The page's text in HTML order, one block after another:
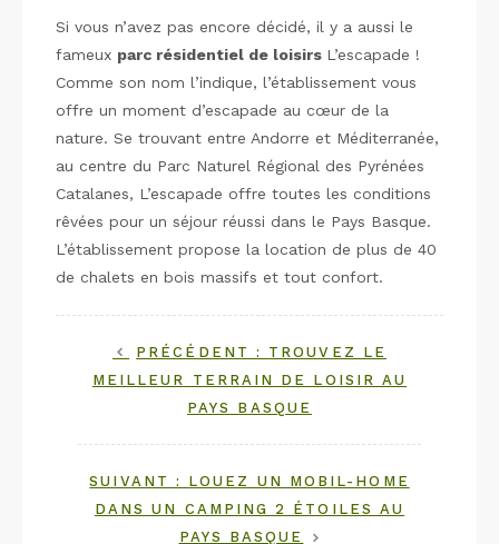
Si vous n’avez pas encore décidé, il y a aussi le
fameux parc résidentiel de loisirs L’escapade !
Comme son nom l’indique, l’établissement vous
offre un moment d’escapade au cœur de la
nature. Se trouvant entre Andorre et Méditerranée,
au centre du Parc Naturel Régional des Pyrénées
Catalanes, L’escapade offre toutes les conditions
rêvées pour un séjour réussi dans le Pays Basque.
L’établissement propose la location de plus de 40
de chalets en bois massifs et tout confort.
PRÉCÉDENT : TROUVEZ LE
MEILLEUR TERRAIN DE LOISIR AU
PAYS BASQUE
SUIVANT : LOUEZ UN MOBIL-HOME
DANS UN CAMPING 2 ÉTOILES AU
PAYS BASQUE